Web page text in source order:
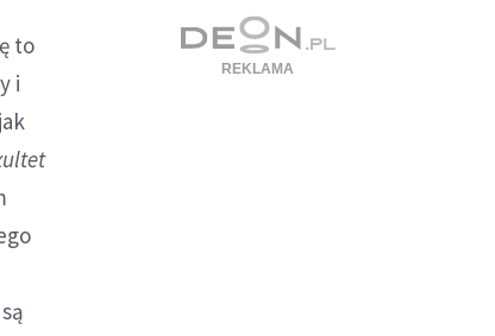
to
i